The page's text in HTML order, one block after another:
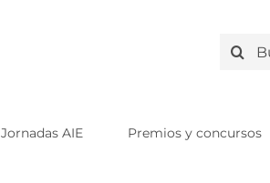
Search
Jornadas AIE Premios y concursos